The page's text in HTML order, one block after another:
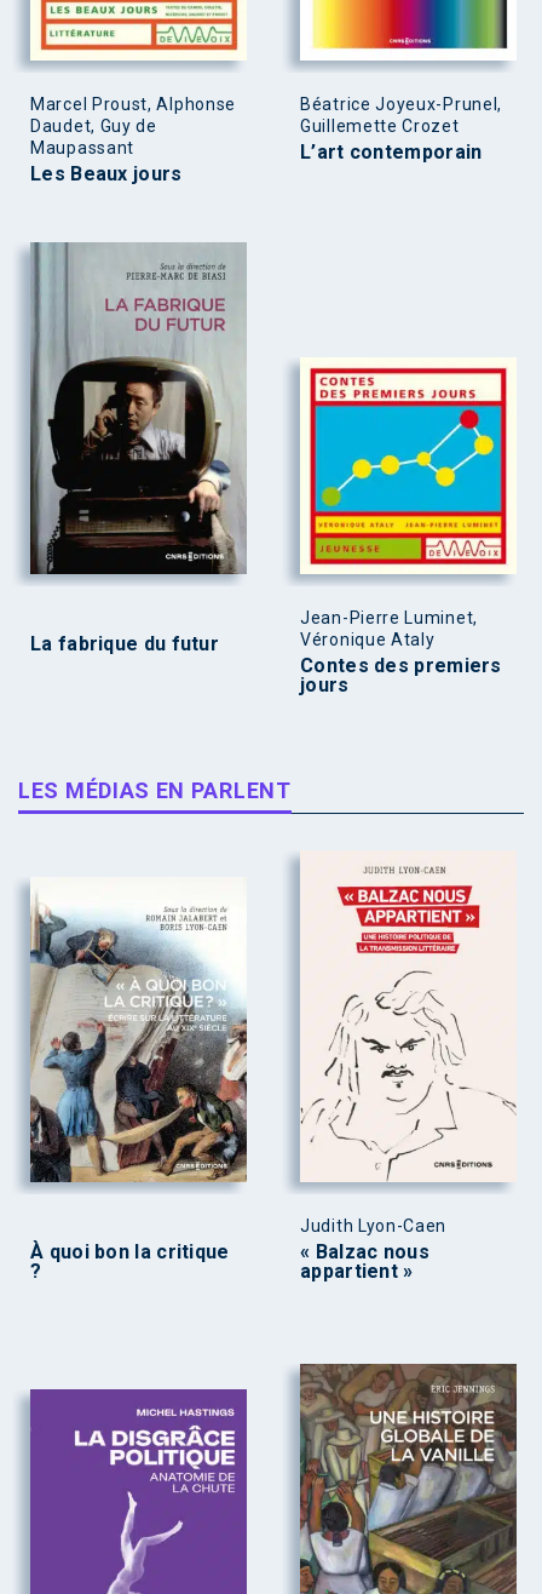
Marcel Proust, Alphonse
Daudet, Guy de
Maupassant
Les Beaux jours
Béatrice Joyeux-Prunel,
Guillemette Crozet
L’art contemporain
La fabrique du futur
Jean-Pierre Luminet,
Véronique Ataly
Contes des premiers
jours
LES MÉDIAS EN PARLENT
À quoi bon la critique
?
Judith Lyon-Caen
« Balzac nous
appartient »